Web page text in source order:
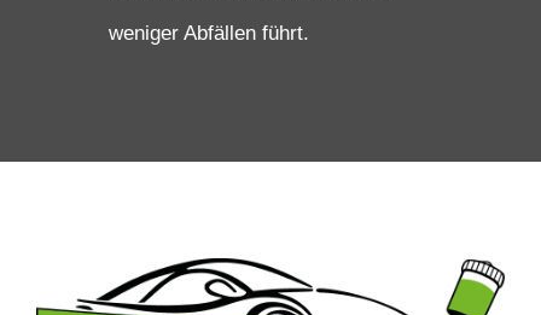
weniger Abfällen führt.